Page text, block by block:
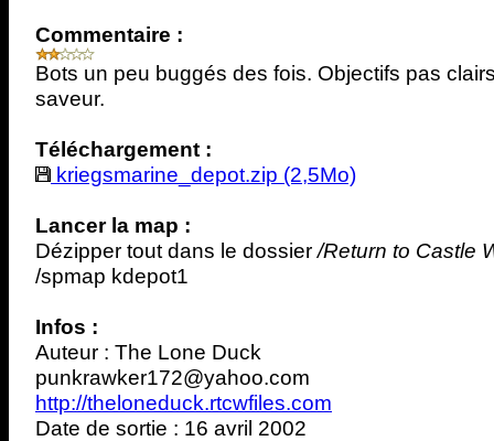
Commentaire :
Bots un peu buggés des fois. Objectifs pas
saveur.
Téléchargement :
kriegsmarine_depot.zip (2,5Mo)
Lancer la map :
Dézipper tout dans le dossier/Return to Castle
/spmap kdepot1
Infos :
Auteur : The Lone Duck
punkrawker172@yahoo.com
http://theloneduck.rtcwfiles.com
Date de sortie : 16 avril 2002